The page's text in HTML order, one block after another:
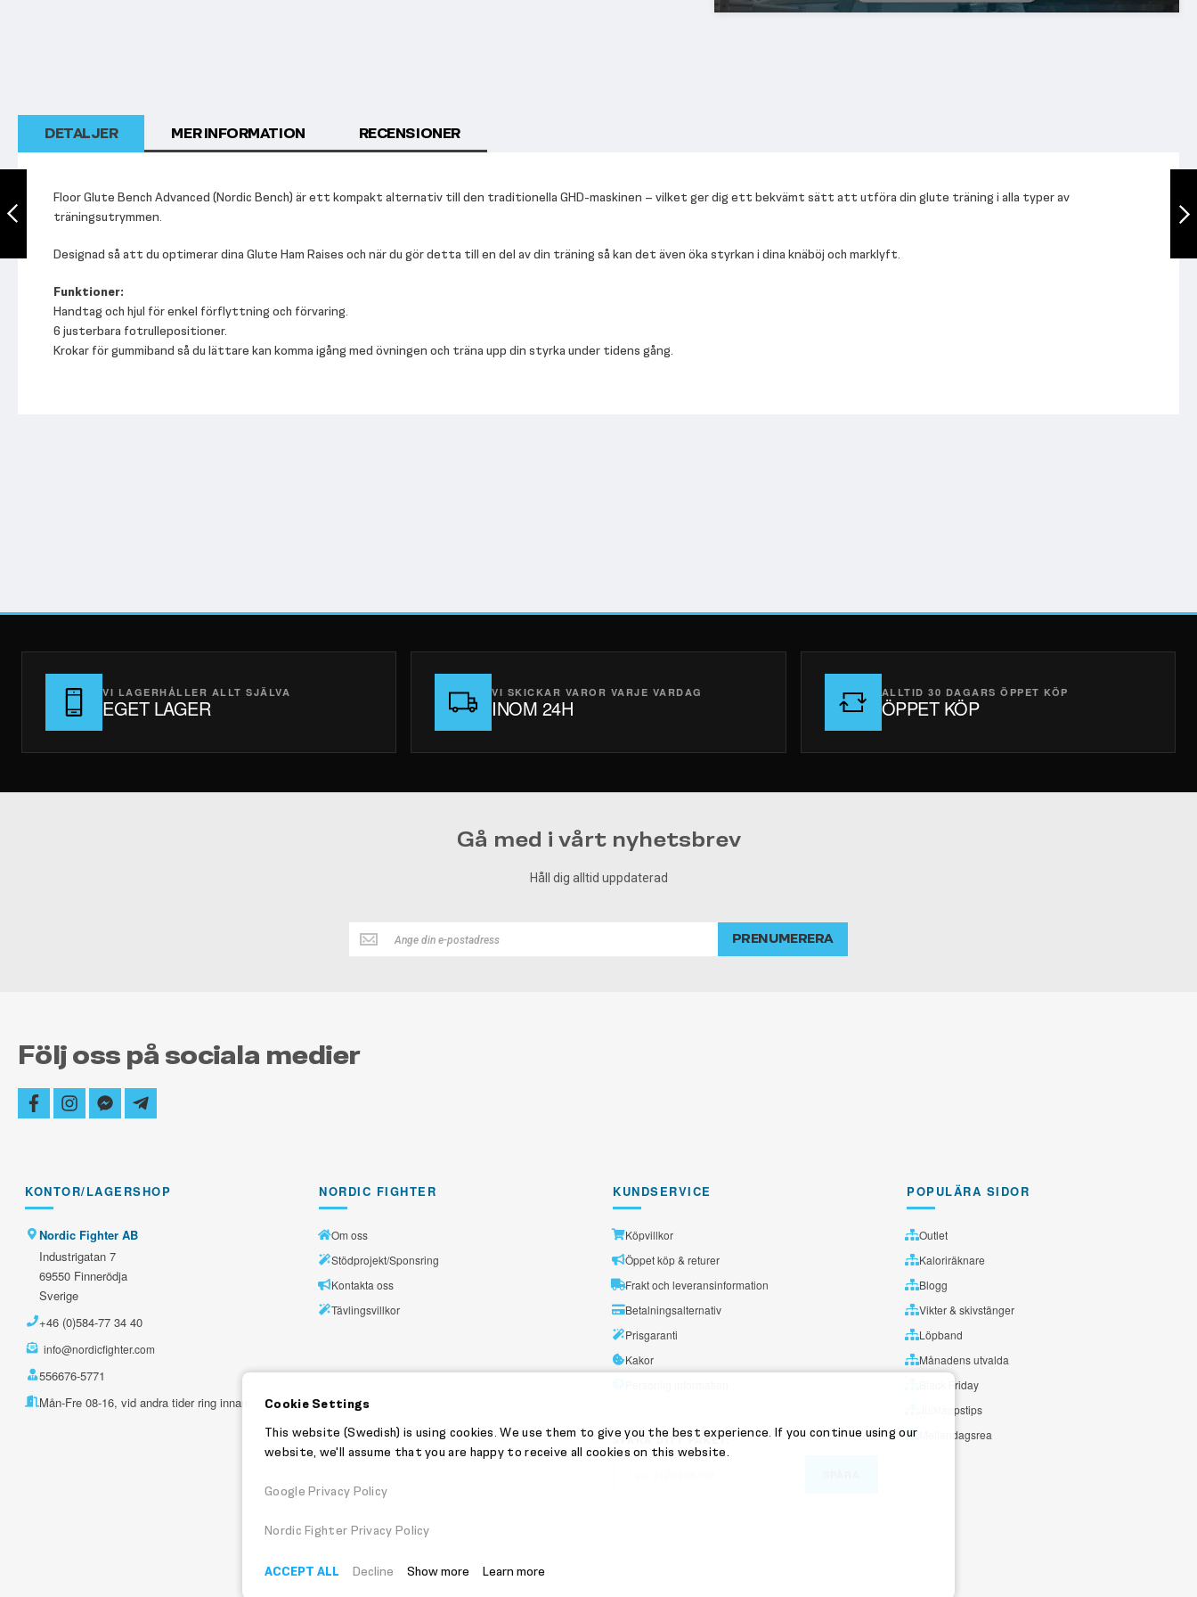
Extension
Föregående
DETALJER
Floor Glute Bench Advanced (Nordic Bench) är ett kompakt alternativ till den traditionella GHD-maskinen – vilket ger dig ett bekvämt sätt att utföra din glute träning i alla typer av
träningsutrymmen.
Designad så att du optimerar dina Glute Ham Raises och när du gör detta till en del av din träning så kan det även öka styrkan i dina knäböj och marklyft.
Funktioner:
Handtag och hjul för enkel förflyttning och förvaring.
6 justerbara fotrullepositioner.
Krokar för gummiband så du lättare kan komma igång med övningen och träna upp din styrka under tidens gång.
MER INFORMATION RECENSIONER
VI LAGERHÅLLER ALLT SJÄLVA
EGET LAGER
VI SKICKAR VAROR VARJE VARDAG
INOM 24H
ALLTID 30 DAGARS ÖPPET KÖP
ÖPPET KÖP
Gå med i vårt nyhetsbrev
Håll dig alltid uppdaterad
Håll
dig
PRENUMERERA
Följ oss på sociala medier
facebookinstagram
facebook-
messenger
telegram-
plane
KONTOR/LAGERSHOP
Nordic Fighter AB
Industrigatan 7
69550 Finnerödja
Sverige
+46 (0)584-77 34 40
info@nordicfighter.com
556676-5771
Mån-Fre 08-16, vid andra tider ring innan.
NORDIC FIGHTER
Om oss
Stödprojekt/Sponsring
Kontakta oss
Tävlingsvillkor
KUNDSERVICE
Köpvillkor
Öppet köp & returer
Frakt och leveransinformation
Betalningsalternativ
Prisgaranti
Kakor
SPÅRA DITT PAKET:
POPULÄRA SIDOR
Outlet
Kaloriräknare
Blogg
Vikter & skivstänger
Löpband
Månadens utvalda
Black Friday
Julklappstips
Mellandagsrea
Cookie Settings
This website (Swedish) is using cookies. We use them to give you the best experience. If you continue using our
website, we'll assume that you are happy to receive all cookies on this website.
Google Privacy Policy
Nordic Fighter Privacy Policy
ACCEPT ALL Decline Show more Learn more